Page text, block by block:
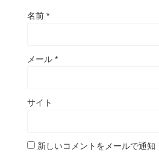
名前 *
メール *
サイト
新しいコメントをメールで通知